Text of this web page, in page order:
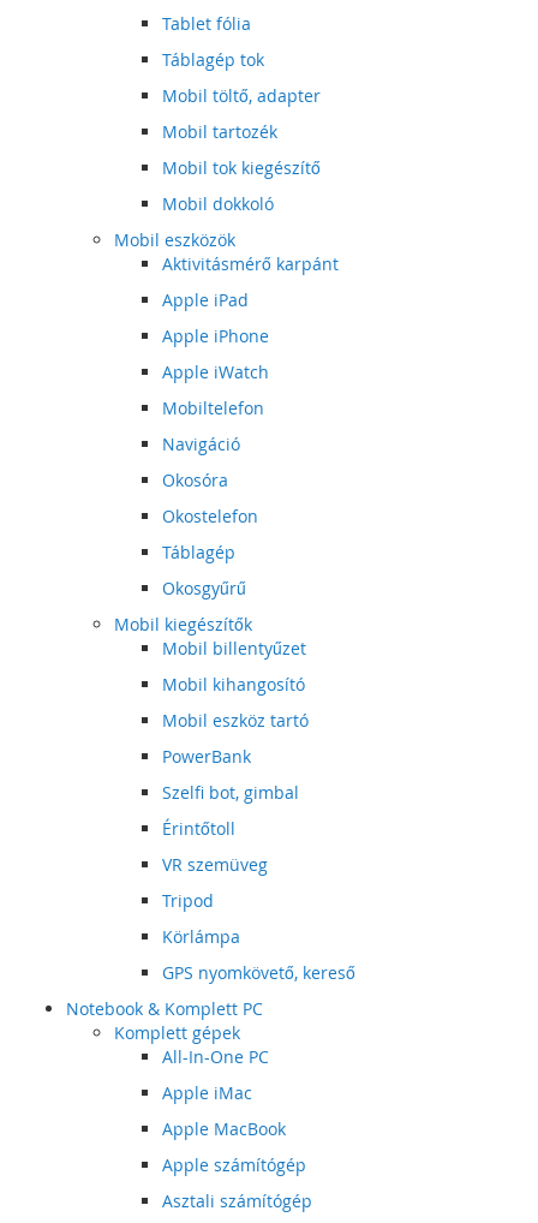
Tablet fólia
Táblagép tok
Mobil töltő, adapter
Mobil tartozék
Mobil tok kiegészítő
Mobil dokkoló
Mobil eszközök
Aktivitásmérő karpánt
Apple iPad
Apple iPhone
Apple iWatch
Mobiltelefon
Navigáció
Okosóra
Okostelefon
Táblagép
Okosgyűrű
Mobil kiegészítők
Mobil billentyűzet
Mobil kihangosító
Mobil eszköz tartó
PowerBank
Szelfi bot, gimbal
Érintőtoll
VR szemüveg
Tripod
Körlámpa
GPS nyomkövető, kereső
Notebook & Komplett PC
Komplett gépek
All-In-One PC
Apple iMac
Apple MacBook
Apple számítógép
Asztali számítógép